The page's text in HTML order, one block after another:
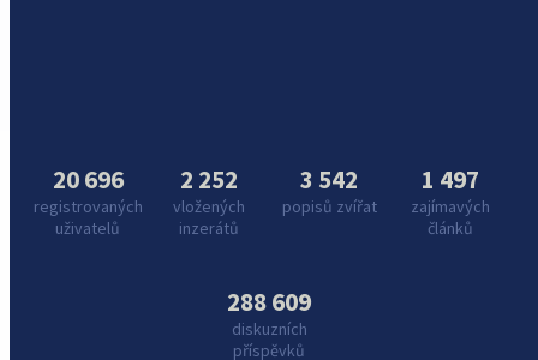
20 696
registrovaných
uživatelů
2 252
vložených
inzerátů
3 542
popisů zvířat
1 497
zajímavých
článků
288 609
diskuzních
příspěvků